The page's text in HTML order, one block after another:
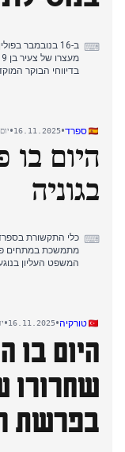
⌨
ב-16 בנובמבר
בדיווחי הבוקר
נוספים. המכירה
כל הפריטים.
וראש הממשלה
עניין זה הפך
ספרד•
16.11.2025
•
היום בו
בגוניה
⌨
מתמשכת במתחים
המשפט העליון
אך הסיפור
התיק נגד המזכירה
בלבד לאחר הגשת
והפכה לנקודת
בהרחבה גם על
טורקיה•
16.11.2025
•
היום בו
שחרורו
בפרשת